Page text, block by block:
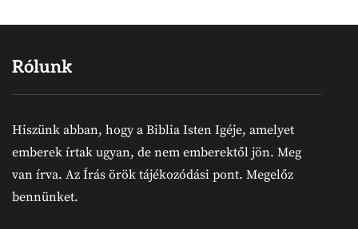
Rólunk
Hiszünk abban, hogy a Biblia Isten Igéje, amelyet
emberek írtak ugyan, de nem emberektől jön. Meg
van írva. Az Írás örök tájékozódási pont. Megelőz
bennünket.